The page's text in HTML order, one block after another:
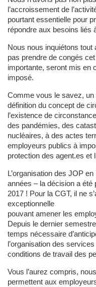
l’accroissement de
pourtant essentielle pour
répondre aux besoins liés
Nous nous inquiétons tout
pas prendre de congés
importante, seront mis en
imposé.
Comme vous le savez, un
définition du concept de
l’existence de
des pandémies, des
nucléaires, à des actes
employeurs publics à
protection des agent.es et
L’organisation des JOP
années – la décision a
2017 ! Pour la CGT, il ne
exceptionnelle
pouvant amener les
Depuis le dernier
temps nécessaire
l’organisation des
conditions de travail des
Vous l’aurez compris,
permettent aux